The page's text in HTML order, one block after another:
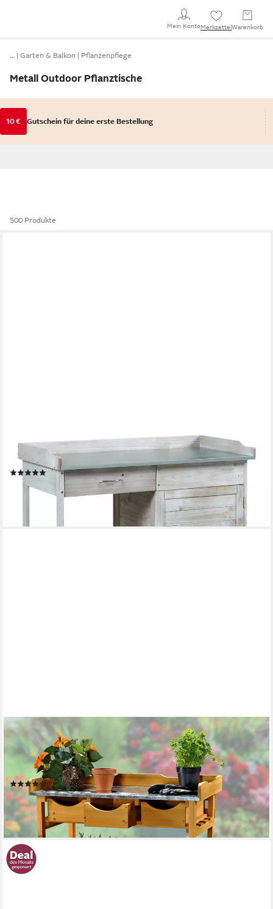
Mein KontoMerkzettel Warenkorb
… Garten & Balkon Pflanzenpflege
Metall Outdoor Pflanztische
10 € Gutschein für deine erste Bestellung
500 Produkte
Pflanztisch, »Aliano« verzinkte Arbeitsplatte 98x48x94 cm
Tannenholz Grau
(1)
132,99 € UVP
MUCOLA
Pflanztisch Pflanztisch Arbeitstisch Blumentisch Gartentisch
Gärtnertisch Tisch (Stück, 1-St., Pflanztisch Arbeitstisch),
hochwertiger Oberflächen-Platte
(8)
63,80 € UVP89,90 €
-29%
lieferbar - in 3-4 Werktagen bei dir